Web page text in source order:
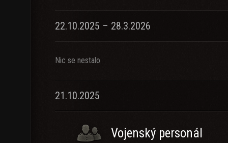
22.10.2025 – 28.3.2026
Nic se nestalo
21.10.2025
Vojenský personál